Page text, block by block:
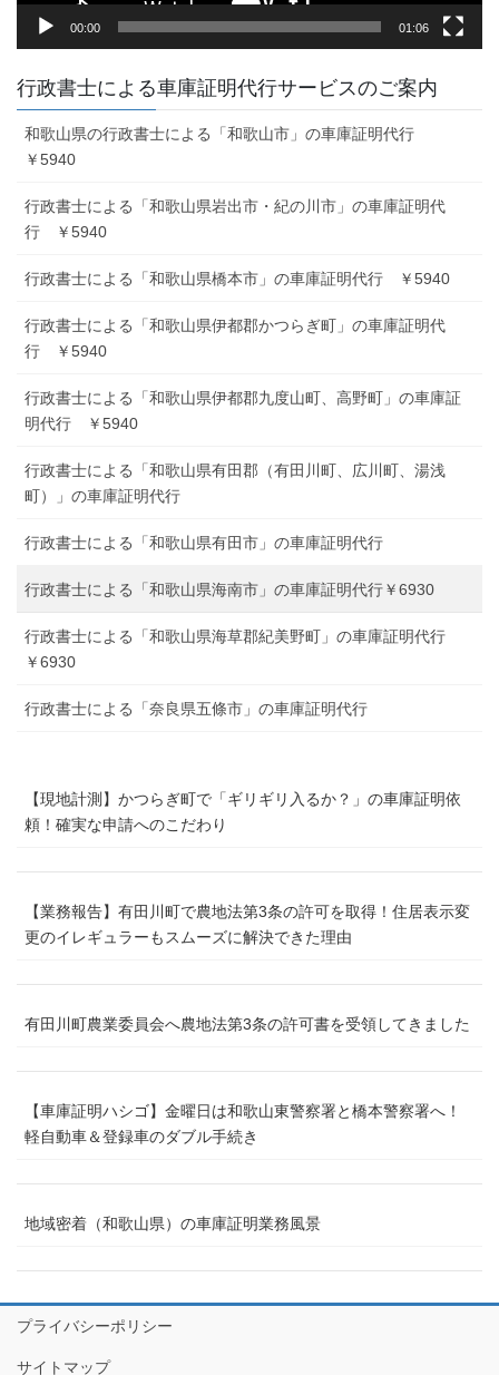
00:00 01:06
行政書士による車庫証明代行サービスのご案内
和歌山県の行政書士による「和歌山市」の車庫証明代行
￥5940
行政書士による「和歌山県岩出市・紀の川市」の車庫証明代
行 ￥5940
行政書士による「和歌山県橋本市」の車庫証明代行 ￥5940
行政書士による「和歌山県伊都郡かつらぎ町」の車庫証明代
行 ￥5940
行政書士による「和歌山県伊都郡九度山町、高野町」の車庫証
明代行 ￥5940
行政書士による「和歌山県有田郡（有田川町、広川町、湯浅
町）」の車庫証明代行
行政書士による「和歌山県有田市」の車庫証明代行
行政書士による「和歌山県海南市」の車庫証明代行￥6930
行政書士による「和歌山県海草郡紀美野町」の車庫証明代行
￥6930
行政書士による「奈良県五條市」の車庫証明代行
【現地計測】かつらぎ町で「ギリギリ入るか？」の車庫証明依
頼！確実な申請へのこだわり
【業務報告】有田川町で農地法第3条の許可を取得！住居表示変
更のイレギュラーもスムーズに解決できた理由
有田川町農業委員会へ農地法第3条の許可書を受領してきました
【車庫証明ハシゴ】金曜日は和歌山東警察署と橋本警察署へ！
軽自動車＆登録車のダブル手続き
地域密着（和歌山県）の車庫証明業務風景
プライバシーポリシー
サイトマップ